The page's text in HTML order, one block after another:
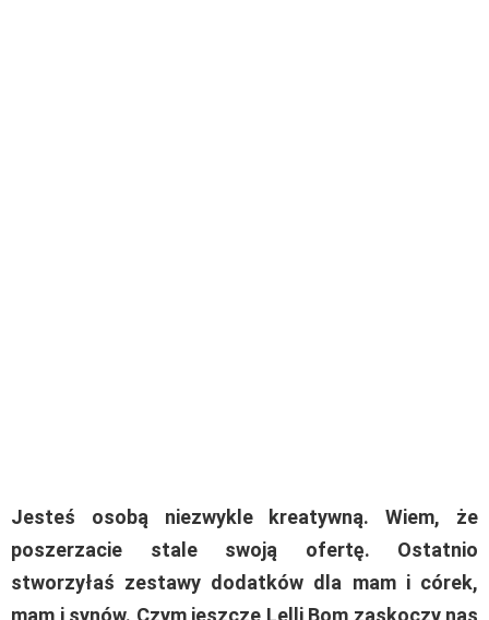
Jesteś osobą niezwykle kreatywną. Wiem, że
poszerzacie stale swoją ofertę. Ostatnio
stworzyłaś zestawy dodatków dla mam i córek,
mam i synów. Czym jeszcze Lelli Bom zaskoczy nas